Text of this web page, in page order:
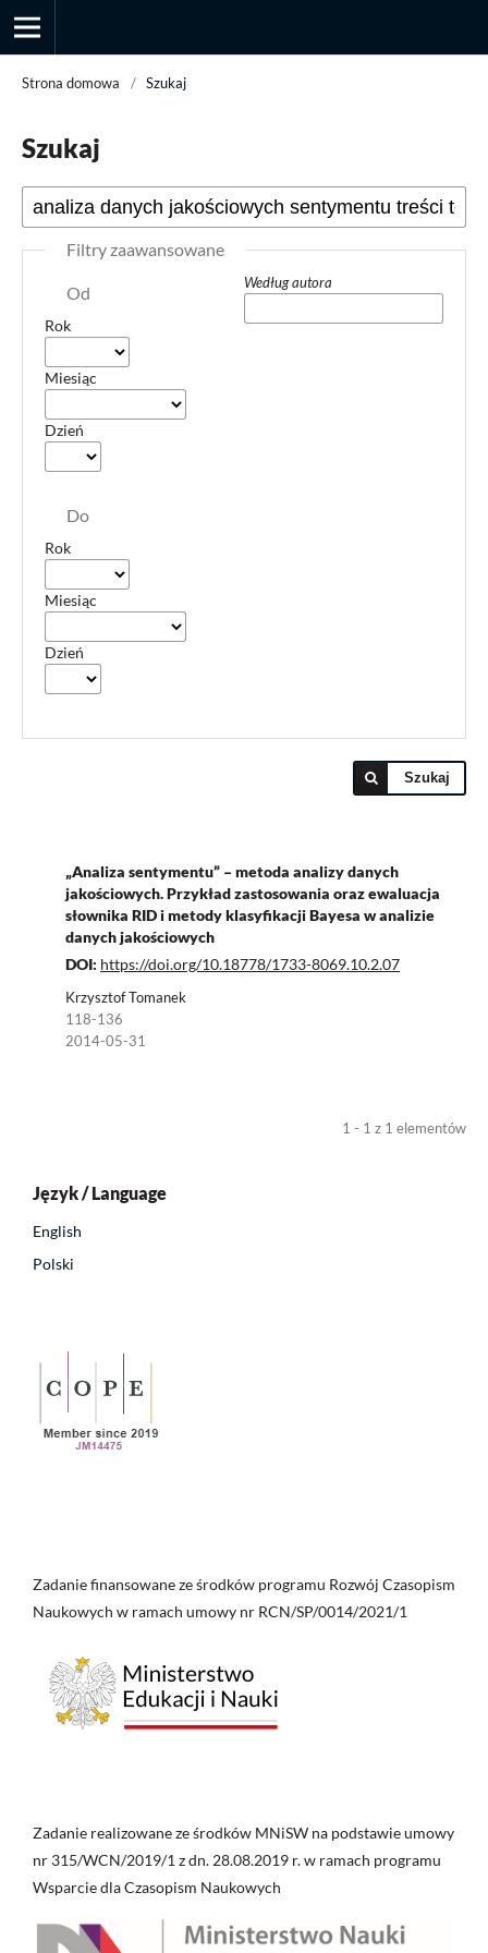
Strona domowa / Szukaj
Szukaj
Filtry zaawansowane
Od
Rok
Miesiąc
Dzień
Do
Rok
Miesiąc
Dzień
Według autora
Szukaj
„Analiza sentymentu” – metoda analizy danych
jakościowych. Przykład zastosowania oraz ewaluacja
słownika RID i metody klasyfikacji Bayesa w analizie
danych jakościowych
DOI: https://doi.org/10.18778/1733-8069.10.2.07
Krzysztof Tomanek
118-136
2014-05-31
1 - 1 z 1 elementów
Język / Language
English
Polski
Zadanie finansowane ze środków programu Rozwój Czasopism
Naukowych w ramach umowy nr RCN/SP/0014/2021/1
Zadanie realizowane ze środków MNiSW na podstawie umowy
nr 315/WCN/2019/1 z dn. 28.08.2019 r. w ramach programu
Wsparcie dla Czasopism Naukowych